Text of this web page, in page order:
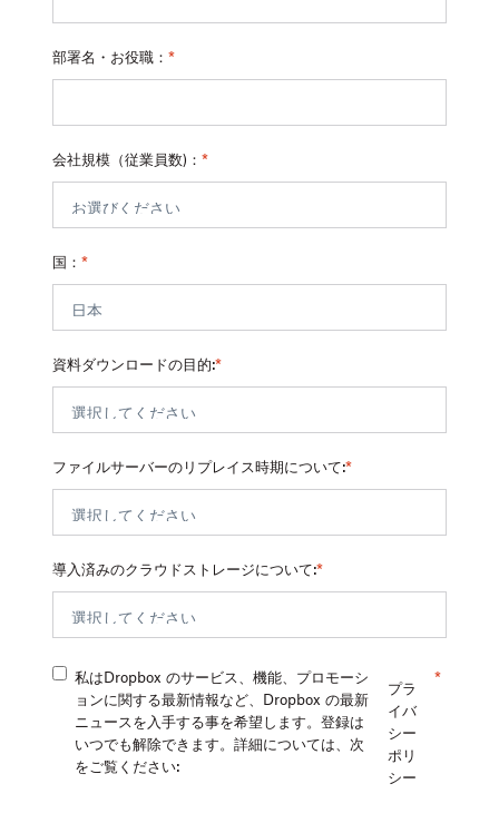
*
部署名・お役職：
*
会社規模（従業員数)：
*
国：
*
資料ダウンロードの目的:
*
ファイルサーバーのリプレイス時期について:
*
導入済みのクラウドストレージについて:
*
私はDropbox のサービス、機能、プロモーシ
ョンに関する最新情報など、Dropbox の最新
ニュースを入手する事を希望します。登録は
いつでも解除できます。詳細については、次
をご覧ください:
プラ
イバ
シー
ポリ
シー